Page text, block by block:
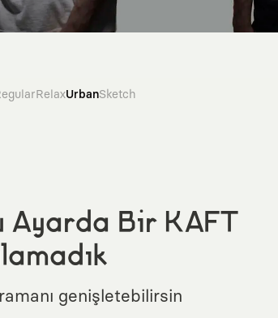
RelaxUrbanSketch
Ayarda Bir KAFT
genişletebilirsin